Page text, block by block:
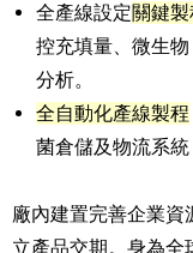
全產線設定關鍵
控充填量、微生
分析。
全自動化產線製程
菌倉儲及物流系統
廠內建置完善企業資
立產品交期。身為全